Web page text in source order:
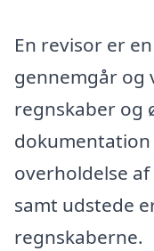
En revisor er
gennemgår og
regnskaber og
overholdelse
samt udstede
regnskaberne.